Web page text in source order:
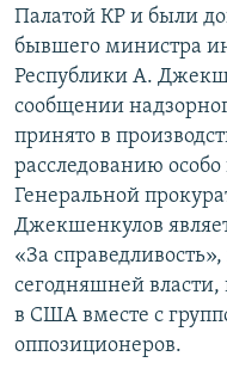
Палатой КР и были
бывшего министра
Республики А.
сообщении
принято в
расследованию
Генеральной
Джекшенкулов
«За
сегодняшней
в США вместе с
оппозиционеров.